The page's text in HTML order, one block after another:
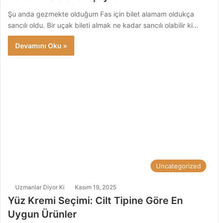
Şu anda gezmekte olduğum Fas için bilet alamam oldukça
sancılı oldu. Bir uçak bileti almak ne kadar sancılı olabilir ki…
Devamını Oku »
Uncategorized
Uzmanlar Diyor Ki Kasım 19, 2025
Yüz Kremi Seçimi: Cilt Tipine Göre En
Uygun Ürünler